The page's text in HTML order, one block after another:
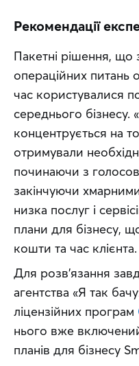
Рекомендації
Пакетні рішення, що
операційних питань
час користувалися
середнього бізнесу.
концентрується на
отримували
починаючи з
закінчуючи
низка послуг і
плани для бізнесу,
кошти та час клієнта.
Для розв’язання
агентства «Я так
ліцензійних програм
нього вже
планів для бізнесу